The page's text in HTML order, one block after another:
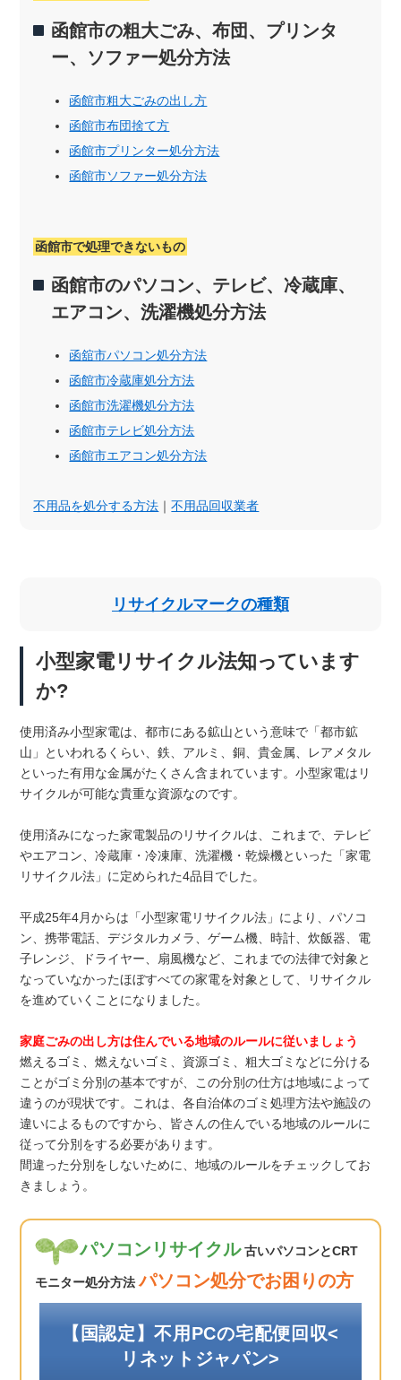
函館市の粗大ごみ、布団、プリンタ
ー、ソファー処分方法
函館市粗大ごみの出し方
函館市布団捨て方
函館市プリンター処分方法
函館市ソファー処分方法
函館市で処理できないもの
函館市のパソコン、テレビ、冷蔵庫、
エアコン、洗濯機処分方法
函舘市パソコン処分方法
函館市冷蔵庫処分方法
函館市洗濯機処分方法
函館市テレビ処分方法
函館市エアコン処分方法
不用品を処分する方法 ｜不用品回収業者
リサイクルマークの種類
小型家電リサイクル法知っています
か?
使用済み小型家電は、都市にある鉱山という意味で「都市鉱
山」といわれるくらい、鉄、アルミ、銅、貴金属、レアメタル
といった有用な金属がたくさん含まれています。小型家電はリ
サイクルが可能な貴重な資源なのです。
使用済みになった家電製品のリサイクルは、これまで、テレビ
やエアコン、冷蔵庫・冷凍庫、洗濯機・乾燥機といった「家電
リサイクル法」に定められた4品目でした。
平成25年4月からは「小型家電リサイクル法」により、パソコ
ン、携帯電話、デジタルカメラ、ゲーム機、時計、炊飯器、電
子レンジ、ドライヤー、扇風機など、これまでの法律で対象と
なっていなかったほぼすべての家電を対象として、リサイクル
を進めていくことになりました。
家庭ごみの出し方は住んでいる地域のルールに従いましょう
燃えるゴミ、燃えないゴミ、資源ゴミ、粗大ゴミなどに分ける
ことがゴミ分別の基本ですが、この分別の仕方は地域によって
違うのが現状です。これは、各自治体のゴミ処理方法や施設の
違いによるものですから、皆さんの住んでいる地域のルールに
従って分別をする必要があります。
間違った分別をしないために、地域のルールをチェックしてお
きましょう。
パソコンリサイクル 古いパソコンとCRT
モニター処分方法 パソコン処分でお困りの方
【国認定】不用PCの宅配便回収<
リネットジャパン>